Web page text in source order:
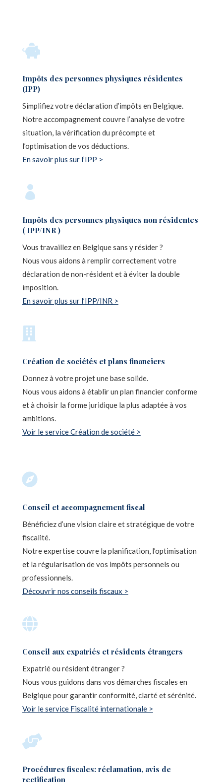

Impôts des personnes physiques résidentes
(IPP)
Simplifiez votre déclaration d’impôts en Belgique.
Notre accompagnement couvre l’analyse de votre
situation, la vérification du précompte et
l’optimisation de vos déductions.
En savoir plus sur l’IPP >

Impôts des personnes physiques non résidentes
( IPP/INR )
Vous travaillez en Belgique sans y résider ?
Nous vous aidons à remplir correctement votre
déclaration de non-résident et à éviter la double
imposition.
En savoir plus sur l’IPP/INR >

Création de sociétés et plans financiers
Donnez à votre projet une base solide.
Nous vous aidons à établir un plan financier conforme
et à choisir la forme juridique la plus adaptée à vos
ambitions.
Voir le service Création de société >

Conseil et accompagnement fiscal
Bénéficiez d’une vision claire et stratégique de votre
fiscalité.
Notre expertise couvre la planification, l’optimisation
et la régularisation de vos impôts personnels ou
professionnels.
Découvrir nos conseils fiscaux >

Conseil aux expatriés et résidents étrangers
Expatrié ou résident étranger ?
Nous vous guidons dans vos démarches fiscales en
Belgique pour garantir conformité, clarté et sérénité.
Voir le service Fiscalité internationale >

Procédures fiscales: réclamation, avis de
rectification